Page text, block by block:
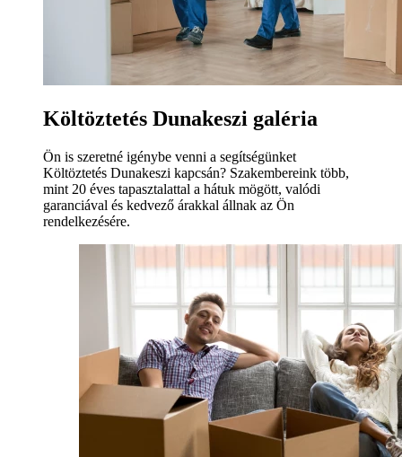
Költöztetés Dunakeszi galéria
Ön is szeretné igénybe venni a segítségünket
Költöztetés Dunakeszi kapcsán? Szakembereink több,
mint 20 éves tapasztalattal a hátuk mögött, valódi
garanciával és kedvező árakkal állnak az Ön
rendelkezésére.